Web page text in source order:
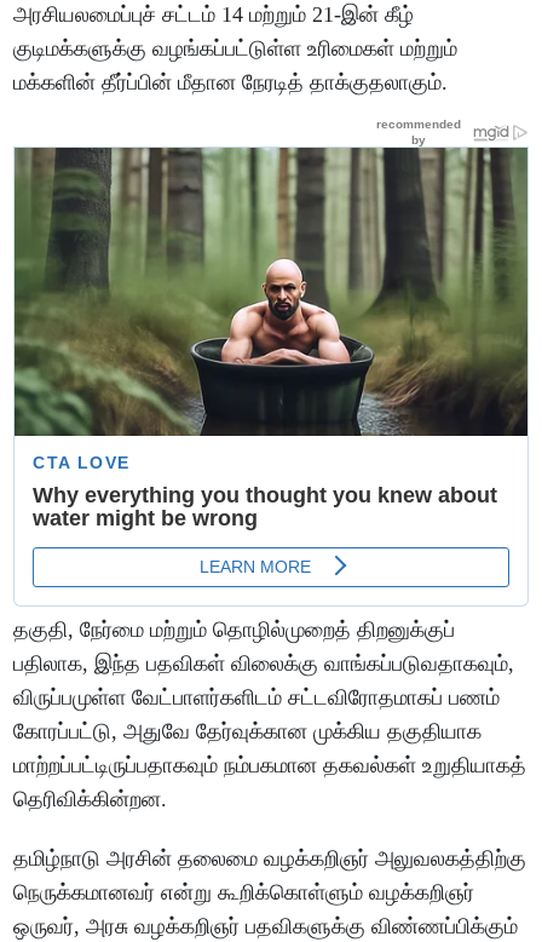
அரசியலமைப்புச் சட்டம் 14 மற்றும் 21-இன் கீழ்
குடிமக்களுக்கு வழங்கப்பட்டுள்ள உரிமைகள் மற்றும்
மக்களின் தீர்ப்பின் மீதான நேரடித் தாக்குதலாகும்.
தகுதி, நேர்மை மற்றும் தொழில்முறைத் திறனுக்குப்
பதிலாக, இந்த பதவிகள் விலைக்கு வாங்கப்படுவதாகவும்,
விருப்பமுள்ள வேட்பாளர்களிடம் சட்டவிரோதமாகப் பணம்
கோரப்பட்டு, அதுவே தேர்வுக்கான முக்கிய தகுதியாக
மாற்றப்பட்டிருப்பதாகவும் நம்பகமான தகவல்கள் உறுதியாகத்
தெரிவிக்கின்றன.
தமிழ்நாடு அரசின் தலைமை வழக்கறிஞர் அலுவலகத்திற்கு
நெருக்கமானவர் என்று கூறிக்கொள்ளும் வழக்கறிஞர்
ஒருவர், அரசு வழக்கறிஞர் பதவிகளுக்கு விண்ணப்பிக்கும்